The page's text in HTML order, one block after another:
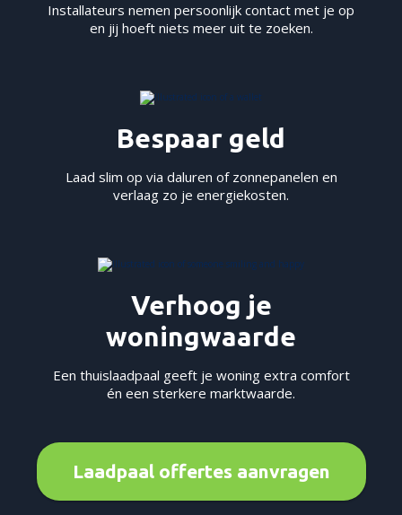
Installateurs nemen persoonlijk contact met je op
en jij hoeft niets meer uit te zoeken.
Bespaar geld
Laad slim op via daluren of zonnepanelen en
verlaag zo je energiekosten.
Verhoog je
woningwaarde
Een thuislaadpaal geeft je woning extra comfort
én een sterkere marktwaarde.
Laadpaal offertes aanvragen